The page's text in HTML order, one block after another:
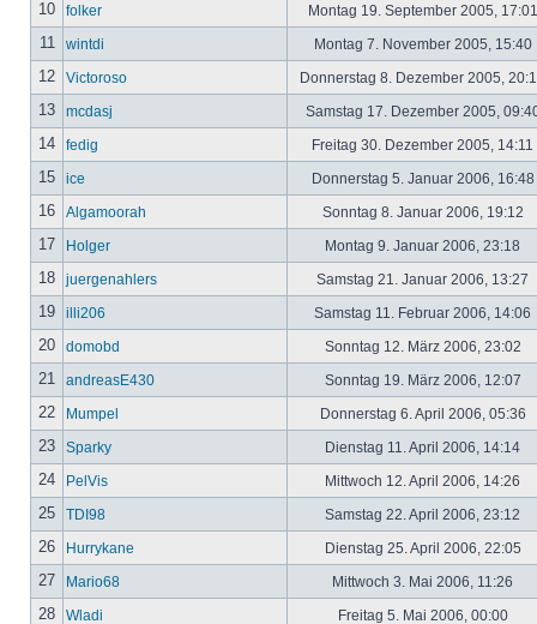
10 folker Montag 19. September 2005,
11 wintdi Montag 7. November 2005, 15:40
12 Victoroso Donnerstag 8. Dezember 2005,
13 mcdasj Samstag 17. Dezember 2005,
14 fedig Freitag 30. Dezember 2005, 14:11
15 ice Donnerstag 5. Januar 2006, 16:48
16 Algamoorah Sonntag 8. Januar 2006, 19:12
17 Holger Montag 9. Januar 2006, 23:18
18 juergenahlers Samstag 21. Januar 2006, 13:27
19 illi206 Samstag 11. Februar 2006, 14:06
20 domobd Sonntag 12. März 2006, 23:02
21 andreasE430 Sonntag 19. März 2006, 12:07
22 Mumpel Donnerstag 6. April 2006, 05:36
23 Sparky Dienstag 11. April 2006, 14:14
24 PelVis Mittwoch 12. April 2006, 14:26
25 TDI98 Samstag 22. April 2006, 23:12
26 Hurrykane Dienstag 25. April 2006, 22:05
27 Mario68 Mittwoch 3. Mai 2006, 11:26
28 Wladi Freitag 5. Mai 2006, 00:00